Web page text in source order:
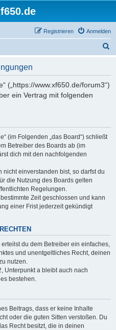
Anmelden
Registrieren
(„https://www.xf650.de/forum3“)
ein Vertrag mit folgenden
(im Folgenden „das Board“) schließt
Betreiber des Boards ab (im
dich mit den nachfolgenden
einverstanden bist, so darfst du
die Nutzung des Boards gelten
Regelungen.
Zeit geschlossen und kann
einer Frist jederzeit gekündigt
du dem Betreiber ein einfaches,
und unentgeltliches Recht, deinen
nutzen.
Unterpunkt a bleibt auch nach
bestehen.
Beitrags, dass er keine Inhalte
oder die guten Sitten verstoßen. Du
Recht besitzt, die in deinen